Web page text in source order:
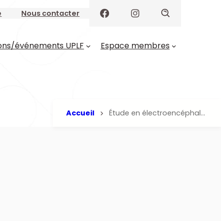
Nous contacter
événements UPLF Espace membres
Accueil Étude en électroencéphalographie de l’apprentissage statistique visuel chez des enfants autistes d’âge pré-scolaire